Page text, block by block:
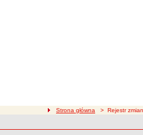
ścieżka nawigacji
Strona główna > Rejestr